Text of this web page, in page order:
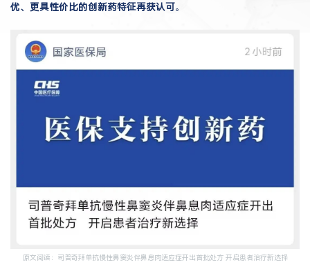
优、更具性价比的创新药特征再获认可。
原文阅读： 司普奇拜单抗慢性鼻窦炎伴鼻息肉适应症开出首批处方 开启患者治疗新选择